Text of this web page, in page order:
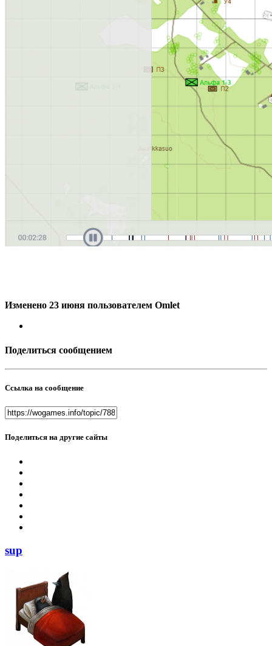
Изменено 23 июня пользователем Omlet
Поделиться сообщением
Ссылка на сообщение
Поделиться на другие сайты
sup